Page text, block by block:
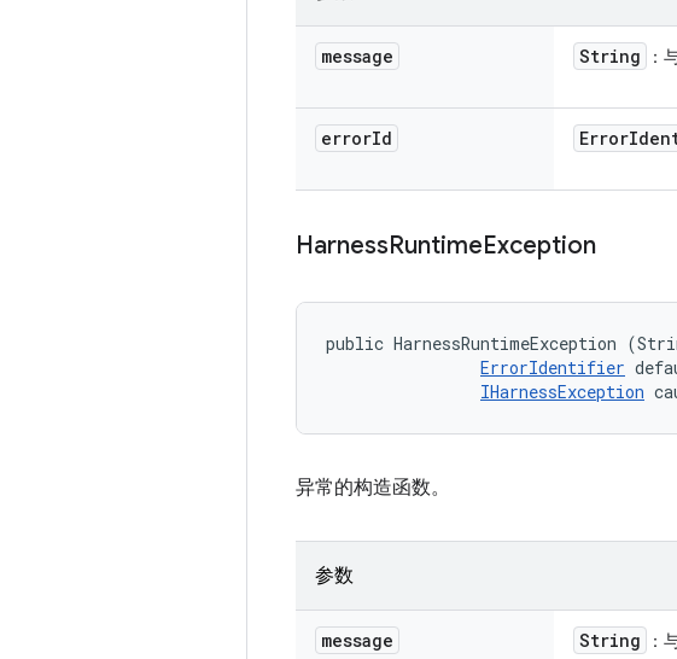
message String ：
errorId Error
HarnessRuntimeException
public HarnessRuntimeException
ErrorIdentifier
IHarnessException
异常的构造函数。
参数
message String ：